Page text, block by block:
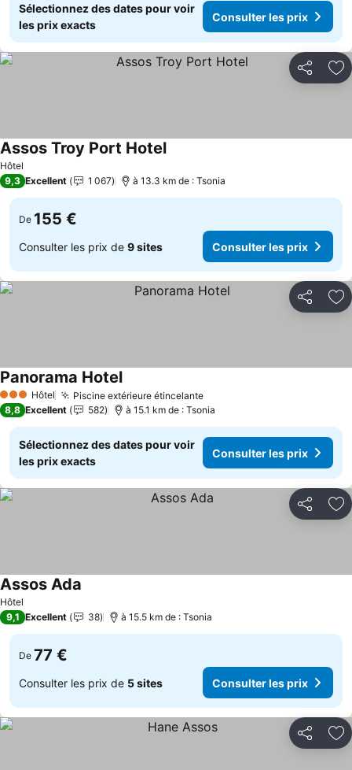
Sélectionnez des dates pour voir
les prix exacts
Consulter les prix
Partager
Hôtel
Assos Troy Port Hotel
9,3 Excellent 1 067 à 13.3 km de : Tsonia
De 155 €
Consulter les prix de 9 sites Consulter les prix
Partager
3 ÉtoilesHôtel Piscine extérieure étincelante
Panorama Hotel
8,8 Excellent 582 à 15.1 km de : Tsonia
Sélectionnez des dates pour voir
les prix exacts
Consulter les prix
Partager
Hôtel
Assos Ada
9,1 Excellent 38 à 15.5 km de : Tsonia
De 77 €
Consulter les prix de 5 sites Consulter les prix
Partager